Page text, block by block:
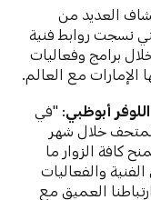
العديد من
نسجت روابط فنية
برامج وفعاليات
الإمارات مع العالم.
أبوظبي : "في
خلال شهر
كافة الزوار ما
والفعاليات
العميق مع